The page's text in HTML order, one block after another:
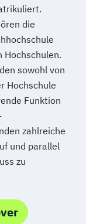
die
sowohl von
Hochschule
Funktion
zahlreiche
und parallel
zu